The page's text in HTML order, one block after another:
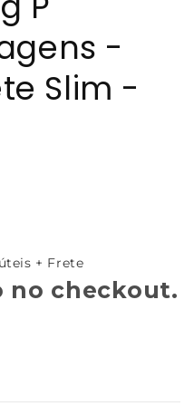
-
Slim -
+ Frete
no checkout.